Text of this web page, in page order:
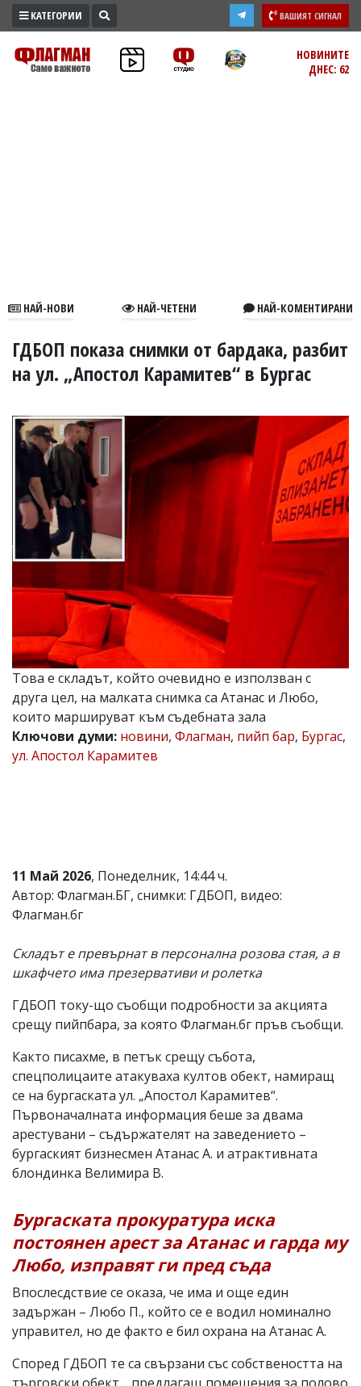
ПРОМО
ЗОНА
В
УКРАЙНА
СПОРТ
РАЗСЛЕДВАНЕ
БИЗНЕС
Управители:
Веселин
Василев,
email:
v.vasilev@flagman.bg
Касабова,
k.kassabova@flagman.bg
Главен
редактор:
Иван
Колев,
email:
office@flagman.bg
Коментарите
под
не
отговорност
за
откриете
обиден
вас
коментар,
моля
ни!
КАТЕГОРИИ ВАШИЯТ СИГНАЛ
НОВИНИТЕ
ДНЕС: 62
НАЙ-НОВИ НАЙ-ЧЕТЕНИ НАЙ-КОМЕНТИРАНИ
ГДБОП показа снимки от бардака, разбит
на ул. „Апостол Карамитев“ в Бургас
Това е складът, който очевидно е използван с
друга цел, на малката снимка са Атанас и Любо,
които маршируват към съдебната зала
Ключови думи: новини, Флагман, пийп бар, Бургас,
ул. Апостол Карамитев
11 Май 2026, Понеделник, 14:44 ч.
Автор: Флагман.БГ, снимки: ГДБОП, видео:
Флагман.бг
Складът е превърнат в персонална розова стая, а в
шкафчето има презервативи и ролетка
ГДБОП току-що съобщи подробности за акцията
срещу пийпбара, за която Флагман.бг пръв съобщи.
Както писахме, в петък срещу събота,
спецполицаите атакуваха култов обект, намиращ
се на бургаската ул. „Апостол Карамитев“.
Първоначалната информация беше за двама
арестувани – съдържателят на заведението –
бургаският бизнесмен Атанас А. и атрактивната
блондинка Велимира В.
Бургаската прокуратура иска
постоянен арест за Атанас и гарда му
Любо, изправят ги пред съда
Впослесдствие се оказа, че има и още един
задържан – Любо П., който се е водил номинално
управител, но де факто е бил охрана на Атанас А.
Според ГДБОП те са свързани със собствеността на